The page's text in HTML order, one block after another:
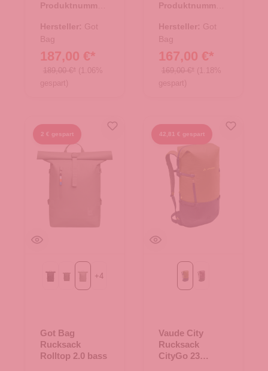
Produktnummer:
Hersteller: Got
Bag
187,00 €*
189,00 €* (1.06%
gespart)
Produktnummer:
Hersteller: Got
Bag
167,00 €*
169,00 €* (1.18%
gespart)
2 € gespart
Blackalgaebass
+4
Got Bag
Rucksack
Rolltop 2.0 bass
42,81 € gespart
bambooblackberry
Vaude City
Rucksack
CityGo 23